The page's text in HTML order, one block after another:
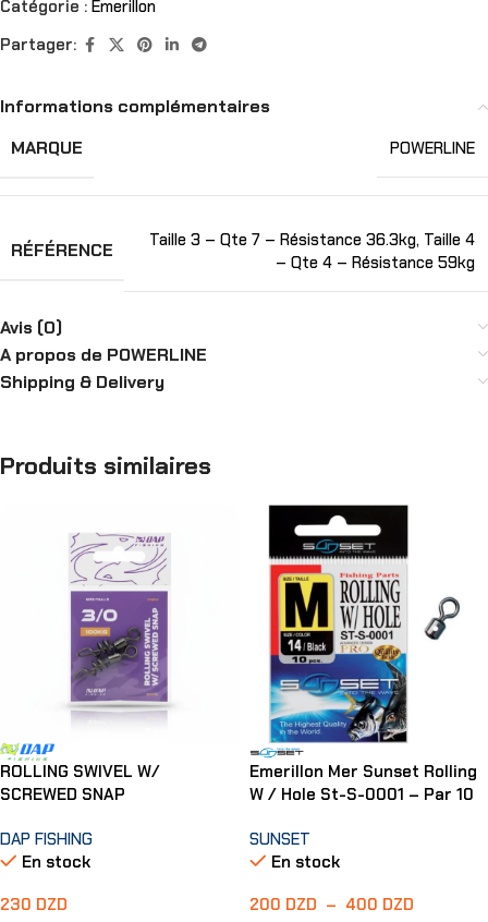
Catégorie : Emerillon
Partager:
Informations complémentaires
MARQUE
POWERLINE
RÉFÉRENCE Taille 3 – Qte 7 – Résistance 36.3kg, Taille 4
– Qte 4 – Résistance 59kg
Avis (0)
A propos de POWERLINE
Shipping & Delivery
Produits similaires
ROLLING SWIVEL W/
SCREWED SNAP
DAP FISHING
En stock
230 DZD
Emerillon Mer Sunset Rolling
W / Hole St-S-0001 – Par 10
SUNSET
En stock
200 DZD – 400 DZD